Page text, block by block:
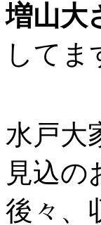
増山大
してま
水戸大
見込
後々、